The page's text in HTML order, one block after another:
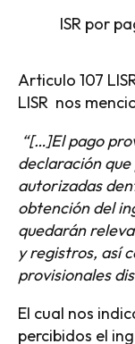
ISR por
Articulo 107
LISR nos
“[…]El pago
declaración
autorizadas
obtención del
quedarán
y registros, así
provisionales
El cual nos
percibidos el